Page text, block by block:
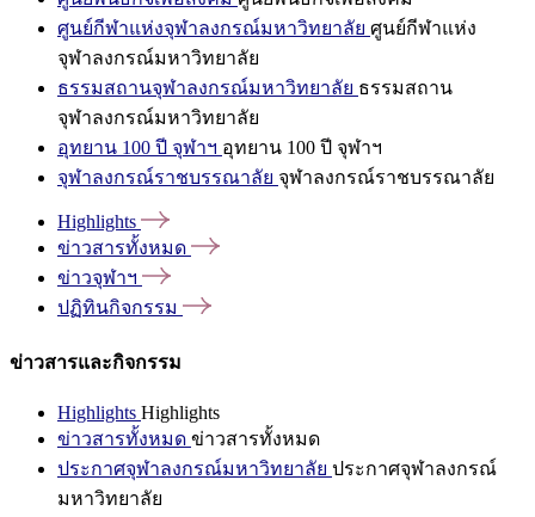
ศูนย์กีฬาแห่งจุฬาลงกรณ์มหาวิทยาลัย ศูนย์กีฬาแห่ง
จุฬาลงกรณ์มหาวิทยาลัย
ธรรมสถานจุฬาลงกรณ์มหาวิทยาลัย ธรรมสถาน
จุฬาลงกรณ์มหาวิทยาลัย
อุทยาน 100 ปี จุฬาฯ อุทยาน 100 ปี จุฬาฯ
จุฬาลงกรณ์ราชบรรณาลัย จุฬาลงกรณ์ราชบรรณาลัย
Highlights
ข่าวสารทั้งหมด
ข่าวจุฬาฯ
ปฏิทินกิจกรรม
ข่าวสารและกิจกรรม
Highlights Highlights
ข่าวสารทั้งหมด ข่าวสารทั้งหมด
ประกาศจุฬาลงกรณ์มหาวิทยาลัย ประกาศจุฬาลงกรณ์
มหาวิทยาลัย